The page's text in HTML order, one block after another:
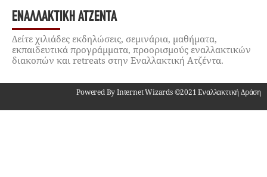
ΕΝΑΛΛΑΚΤΙΚΉ ΑΤΖΈΝΤΑ
Δείτε χιλιάδες εκδηλώσεις, σεμινάρια, μαθήματα,
εκπαιδευτικά προγράμματα, προορισμούς εναλλακτικών
διακοπών και retreats στην Εναλλακτική Ατζέντα.
Powered By Internet Wizards ©2021 Εναλλακτική Δράση